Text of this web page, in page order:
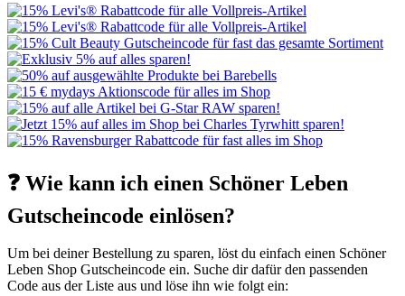
❓ Wie kann ich einen Schöner Leben
Gutscheincode einlösen?
Um bei deiner Bestellung zu sparen, löst du einfach einen Schöner
Leben Shop Gutscheincode ein. Suche dir dafür den passenden
Code aus der Liste aus und löse ihn wie folgt ein: